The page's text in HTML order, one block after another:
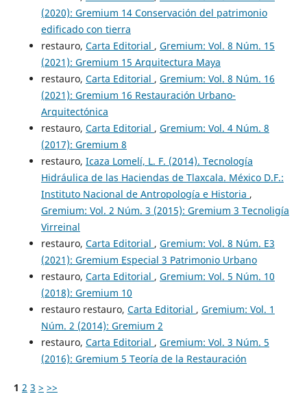
(2020): Gremium 14 Conservación del patrimonio
edificado con tierra
restauro, Carta Editorial , Gremium: Vol. 8 Núm. 15
(2021): Gremium 15 Arquitectura Maya
restauro, Carta Editorial , Gremium: Vol. 8 Núm. 16
(2021): Gremium 16 Restauración Urbano-
Arquitectónica
restauro, Carta Editorial , Gremium: Vol. 4 Núm. 8
(2017): Gremium 8
restauro, Icaza Lomelí, L. F. (2014). Tecnología
Hidráulica de las Haciendas de Tlaxcala. México D.F.:
Instituto Nacional de Antropología e Historia ,
Gremium: Vol. 2 Núm. 3 (2015): Gremium 3 Tecnoligía
Virreinal
restauro, Carta Editorial , Gremium: Vol. 8 Núm. E3
(2021): Gremium Especial 3 Patrimonio Urbano
restauro, Carta Editorial , Gremium: Vol. 5 Núm. 10
(2018): Gremium 10
restauro restauro, Carta Editorial , Gremium: Vol. 1
Núm. 2 (2014): Gremium 2
restauro, Carta Editorial , Gremium: Vol. 3 Núm. 5
(2016): Gremium 5 Teoría de la Restauración
1 2 3 > >>